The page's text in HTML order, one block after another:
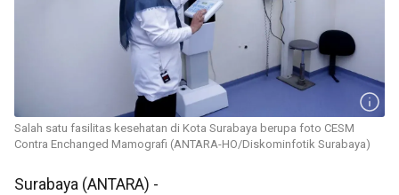
Salah satu fasilitas kesehatan di Kota Surabaya berupa foto CESM
Contra Enchanged Mamografi (ANTARA-HO/Diskominfotik Surabaya)
Surabaya (ANTARA) -